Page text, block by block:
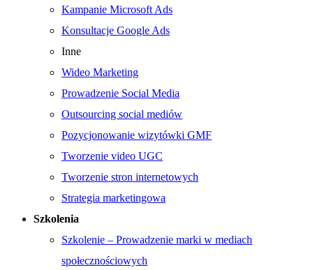
Kampanie Microsoft Ads
Konsultacje Google Ads
Inne
Wideo Marketing
Prowadzenie Social Media
Outsourcing social mediów
Pozycjonowanie wizytówki GMF
Tworzenie video UGC
Tworzenie stron internetowych
Strategia marketingowa
Szkolenia
Szkolenie – Prowadzenie marki w mediach
społecznościowych